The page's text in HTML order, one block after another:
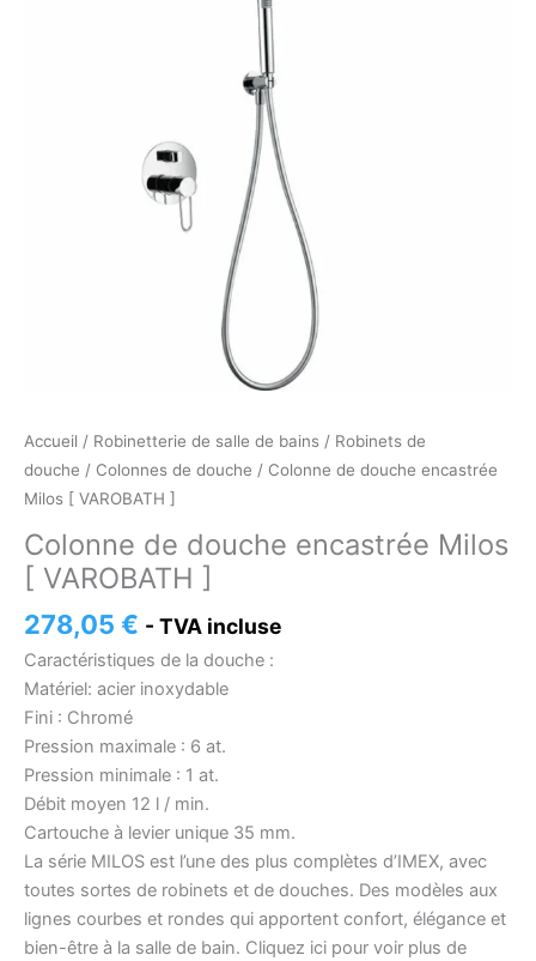
Accueil / Robinetterie de salle de bains / Robinets de
douche / Colonnes de douche / Colonne de douche encastrée
Milos [ VAROBATH ]
Colonne de douche encastrée Milos
[ VAROBATH ]
278,05 € - TVA incluse
Caractéristiques de la douche :
Matériel: acier inoxydable
Fini : Chromé
Pression maximale : 6 at.
Pression minimale : 1 at.
Débit moyen 12 l / min.
Cartouche à levier unique 35 mm.
La série MILOS est l’une des plus complètes d’IMEX, avec
toutes sortes de robinets et de douches. Des modèles aux
lignes courbes et rondes qui apportent confort, élégance et
bien-être à la salle de bain. Cliquez ici pour voir plus de